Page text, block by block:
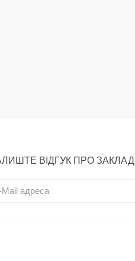
ВІДГУК ПРО ЗАКЛАД